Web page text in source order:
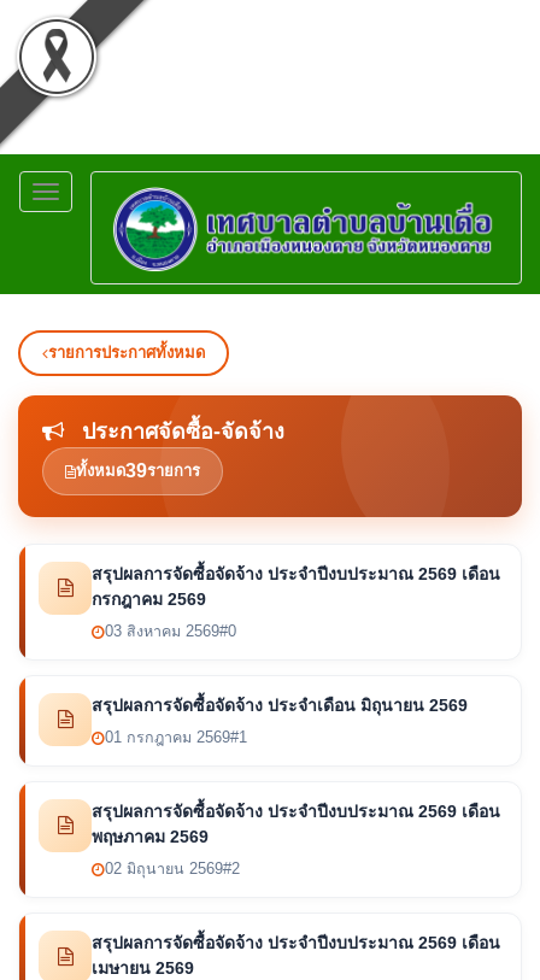
Toggle
navigation
รายการประกาศทั้งหมด
ประกาศจัดซื้อ-จัดจ้าง
ทั้งหมด39รายการ
สรุปผลการจัดซื้อจัดจ้าง ประจำปีงบประมาณ 2569 เดือน
กรกฎาคม 2569
03 สิงหาคม 2569#0
สรุปผลการจัดซื้อจัดจ้าง ประจำเดือน มิถุนายน 2569
01 กรกฎาคม 2569#1
สรุปผลการจัดซื้อจัดจ้าง ประจำปีงบประมาณ 2569 เดือน
พฤษภาคม 2569
02 มิถุนายน 2569#2
สรุปผลการจัดซื้อจัดจ้าง ประจำปีงบประมาณ 2569 เดือน
เมษายน 2569